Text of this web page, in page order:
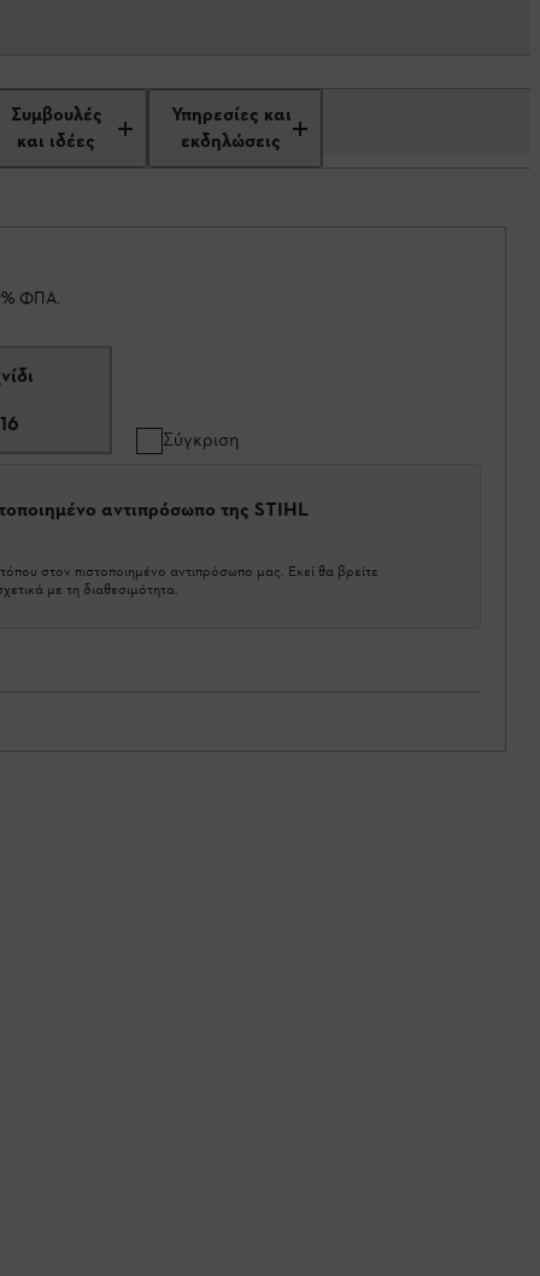
Συμβουλές
και ιδέες
Υπηρεσίες και
εκδηλώσεις
ΦΠΑ.
Σύγκριση
αντιπρόσωπο της STIHL
στον πιστοποιημένο αντιπρόσωπο μας. Εκεί θα βρείτε
με τη διαθεσιμότητα.